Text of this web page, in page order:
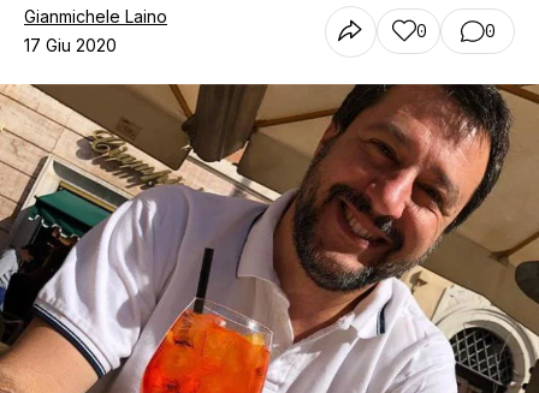
Chi siamo
Contatti
Gianmichele Laino
17 Giu 2020
0 0